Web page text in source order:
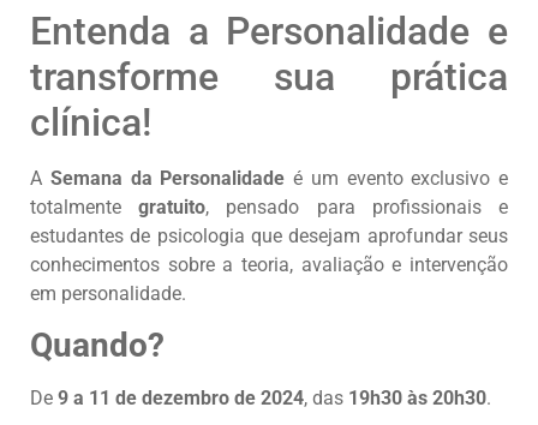
Entenda a Personalidade e
transforme sua prática
clínica!
A Semana da Personalidade é um evento exclusivo e
totalmentegratuito, pensado para profissionais e
estudantes de psicologia que desejam aprofundar seus
conhecimentos sobre a teoria, avaliação e intervenção
em personalidade.
Quando?
De 9 a 11 de dezembro de 2024, das 19h30 às 20h30.